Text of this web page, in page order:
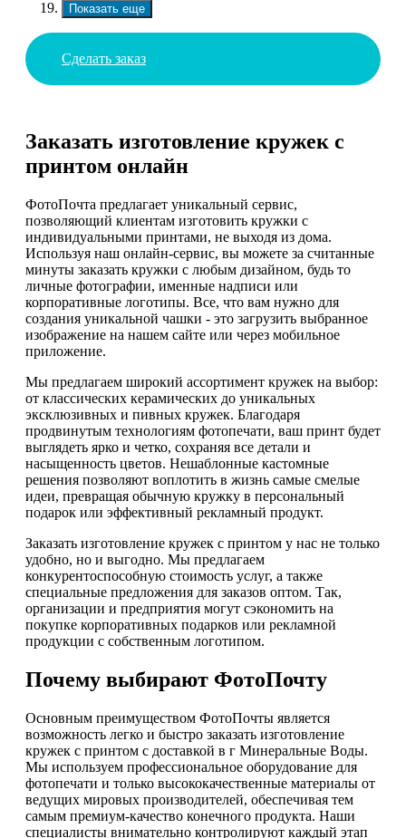
Показать еще
Сделать заказ
Заказать изготовление кружек с
принтом онлайн
ФотоПочта предлагает уникальный сервис,
позволяющий клиентам изготовить кружки с
индивидуальными принтами, не выходя из дома.
Используя наш онлайн-сервис, вы можете за считанные
минуты заказать кружки с любым дизайном, будь то
личные фотографии, именные надписи или
корпоративные логотипы. Все, что вам нужно для
создания уникальной чашки - это загрузить выбранное
изображение на нашем сайте или через мобильное
приложение.
Мы предлагаем широкий ассортимент кружек на выбор:
от классических керамических до уникальных
эксклюзивных и пивных кружек. Благодаря
продвинутым технологиям фотопечати, ваш принт будет
выглядеть ярко и четко, сохраняя все детали и
насыщенность цветов. Нешаблонные кастомные
решения позволяют воплотить в жизнь самые смелые
идеи, превращая обычную кружку в персональный
подарок или эффективный рекламный продукт.
Заказать изготовление кружек с принтом у нас не только
удобно, но и выгодно. Мы предлагаем
конкурентоспособную стоимость услуг, а также
специальные предложения для заказов оптом. Так,
организации и предприятия могут сэкономить на
покупке корпоративных подарков или рекламной
продукции с собственным логотипом.
Почему выбирают ФотоПочту
Основным преимуществом ФотоПочты является
возможность легко и быстро заказать изготовление
кружек с принтом с доставкой в г Минеральные Воды.
Мы используем профессиональное оборудование для
фотопечати и только высококачественные материалы от
ведущих мировых производителей, обеспечивая тем
самым премиум-качество конечного продукта. Наши
специалисты внимательно контролируют каждый этап